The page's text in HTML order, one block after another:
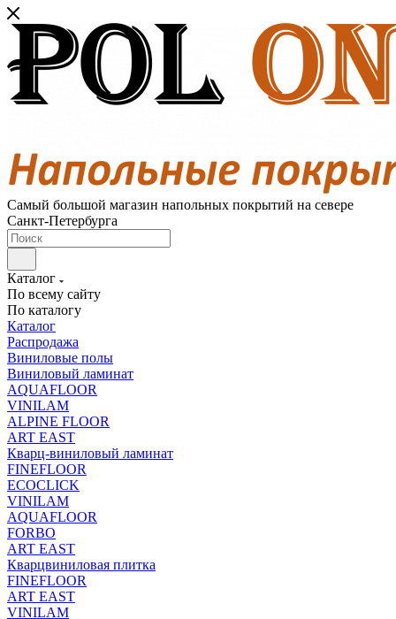
Самый большой магазин напольных покрытий на севере
Санкт-Петербурга
Каталог
По всему сайту
По каталогу
Каталог
Распродажа
Виниловые полы
Виниловый ламинат
AQUAFLOOR
VINILAM
ALPINE FLOOR
ART EAST
Кварц-виниловый ламинат
FINEFLOOR
ECOCLICK
VINILAM
AQUAFLOOR
FORBO
ART EAST
Кварцвиниловая плитка
FINEFLOOR
ART EAST
VINILAM